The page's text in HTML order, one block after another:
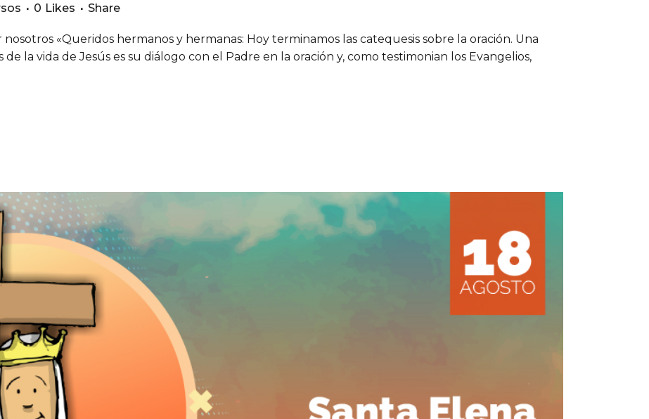
0 Likes Share
«Queridos hermanos y hermanas: Hoy terminamos las catequesis sobre la oración. Una
la vida de Jesús es su diálogo con el Padre en la oración y, como testimonian los Evangelios,